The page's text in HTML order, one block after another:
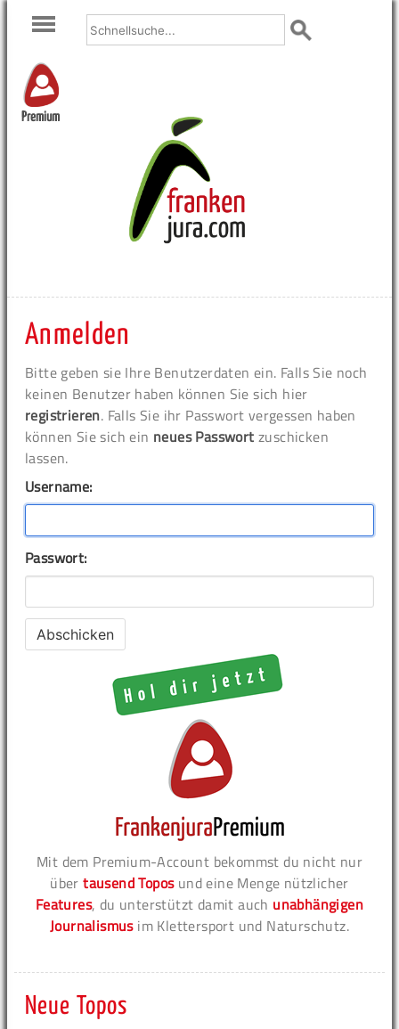
Premium
Anmelden
Bitte geben sie Ihre Benutzerdaten ein. Falls Sie noch
keinen Benutzer haben können Sie sich hier
registrieren. Falls Sie ihr Passwort vergessen haben
können Sie sich ein neues Passwort zuschicken
lassen.
Username:
Passwort:
Mit dem Premium-Account bekommst du nicht nur
übertausend Toposund eine Menge nützlicher
Features, du unterstützt damit auch unabhängigen
Journalismusim Klettersport und Naturschutz.
Neue Topos